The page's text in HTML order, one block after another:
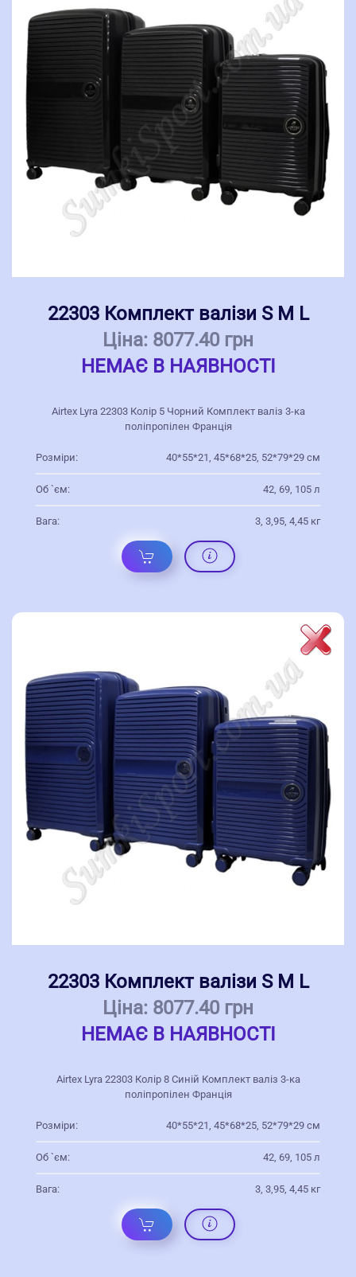
22303 Комплект валізи S M L
Ціна: 8077.40 грн
НЕМАЄ В НАЯВНОСТІ
Airtex Lyra 22303 Колір 5 Чорний Комплект валіз 3-ка
поліпропілен Франція
Розміри: 40*55*21, 45*68*25, 52*79*29 см
Об `єм: 42, 69, 105 л
Вага: 3, 3,95, 4,45 кг
22303 Комплект валізи S M L
Ціна: 8077.40 грн
НЕМАЄ В НАЯВНОСТІ
Airtex Lyra 22303 Колір 8 Синій Комплект валіз 3-ка
поліпропілен Франція
Розміри: 40*55*21, 45*68*25, 52*79*29 см
Об `єм: 42, 69, 105 л
Вага: 3, 3,95, 4,45 кг